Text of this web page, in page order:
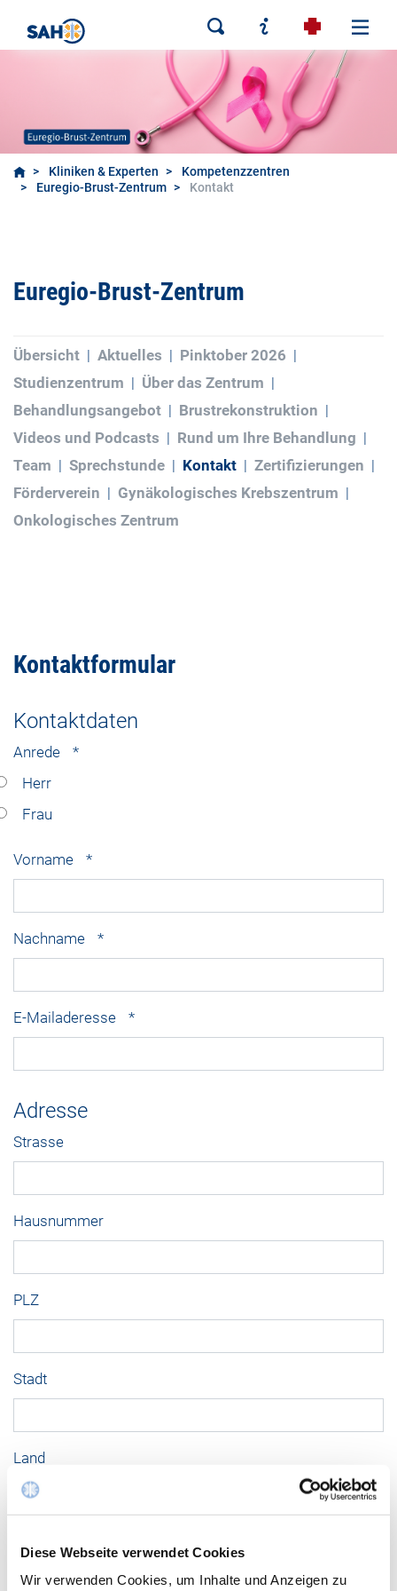
Diese Webseite verwendet Cookies
Wir verwenden Cookies, um Inhalte und Anzeigen zu
Kliniken & Experten
Kompetenzzentren
Euregio-Brust-Zentrum
Kontakt
Euregio-Brust-Zentrum
Übersicht Aktuelles
Pinktober 2026
Studienzentrum
Über das Zentrum
Behandlungsangebot
Brustrekonstruktion
Videos und Podcasts
Rund um Ihre Behandlung
Team
Sprechstunde Kontakt
Zertifizierungen
Förderverein
Gynäkologisches Krebszentrum
Onkologisches Zentrum
Kontaktformular
Kontaktdaten
Anrede
*
Herr
Frau
Vorname *
Nachname *
E-Mailaderesse *
Adresse
Strasse
Hausnummer
PLZ
Stadt
Land
Nachricht *